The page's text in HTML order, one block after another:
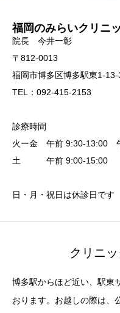
福岡のみらいクリニ
院長 今井一彰
〒812-0013
福岡市博多区博多駅東1-
TEL：092-415-2153
診療時間
火ー金 午前 9:30-13:00
土 午前 9:00-15:00
日・月・祝日は休診日です
クリニ
博多駅からほど近い、駅東
おります。お越しの際は、